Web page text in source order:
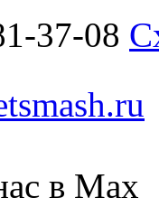
37-08
в Max